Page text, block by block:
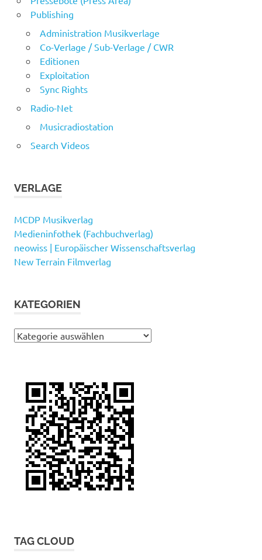
Publishing
Administration Musikverlage
Co-Verlage / Sub-Verlage / CWR
Editionen
Exploitation
Sync Rights
Radio-Net
Musicradiostation
Search Videos
VERLAGE
MCDP Musikverlag
Medieninfothek (Fachbuchverlag)
neowiss | Europäischer Wissenschaftsverlag
New Terrain Filmverlag
KATEGORIEN
Kategorien
TAG CLOUD